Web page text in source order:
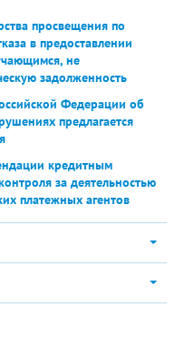
просвещения по
в предоставлении
не
задолженность
Федерации об
предлагается
кредитным
за деятельностью
платежных агентов